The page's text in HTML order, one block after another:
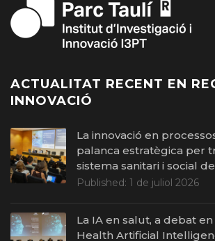
ACTUALITAT RECENT EN
INNOVACIÓ
La innovació en
palanca estratègica per
sistema sanitari i social
Published: 1 de juliol 2026
La IA en salut, a debat
Health Artificial